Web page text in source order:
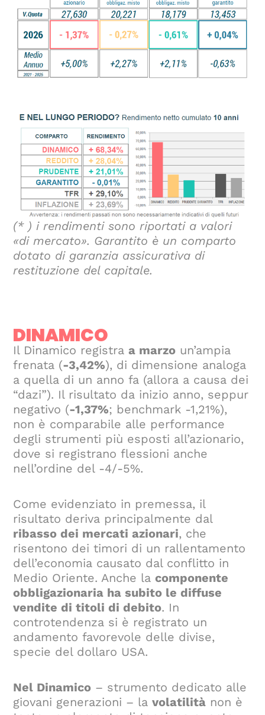
(* ) i rendimenti sono riportati a valori
«di mercato». Garantito è un comparto
dotato di garanzia assicurativa di
restituzione del capitale.
DINAMICO
Il Dinamico registraa marzo un’ampia
frenata (-3,42%), di dimensione analoga
a quella di un anno fa (allora a causa dei
“dazi”). Il risultato da inizio anno, seppur
negativo (-1,37%; benchmark -1,21%),
non è comparabile alle performance
degli strumenti più esposti all’azionario,
dove si registrano flessioni anche
nell’ordine del -4/-5%.
Come evidenziato in premessa, il
risultato deriva principalmente dal
ribasso dei mercati azionari, che
risentono dei timori di un rallentamento
dell’economia causato dal conflitto in
Medio Oriente. Anche lacomponente
obbligazionaria ha subito le diffuse
vendite di titoli di debito. In
controtendenza si è registrato un
andamento favorevole delle divise,
specie del dollaro USA.
Nel Dinamico – strumento dedicato alle
giovani generazioni – lavolatilità non è